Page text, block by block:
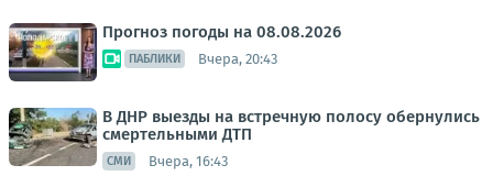
Прогноз погоды на 08.08.2026
ПАБЛИКИ Вчера, 20:43
В ДНР выезды на встречную полосу обернулись
смертельными ДТП
СМИ Вчера, 16:43